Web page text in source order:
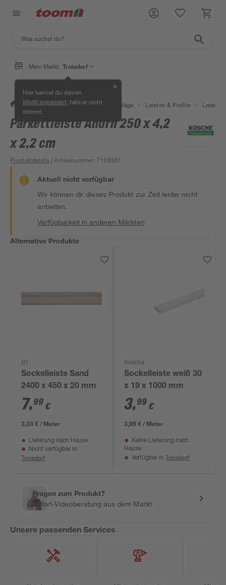
Mein Markt: Troisdorf
Hier kannst du deinen
Markt anpassen , falls er nicht
stimmt.
✕
/ Bauen & Renovieren / Bodenbeläge / Leisten & Profile / Leisten
Parkettleiste Ahorn 250 x 4,2
x 2,2 cm
Produktdetails | Artikelnummer: 7169261
Aktuell nicht verfügbar
Wir können dir dieses Produkt zur Zeit leider nicht
anbieten.
Verfügbarkeit in anderen Märkten
Alternative Produkte
B1
Sockelleiste Sand
2400 x 450 x 20 mm
7,99 €
3,33 € / Meter
Lieferung nach Hause
Nicht verfügbar in
Troisdorf
Kosche
Sockelleiste weiß 30
x 19 x 1000 mm
3,99 €
3,99 € / Meter
Keine Lieferung nach
Hause
Verfügbar in Troisdorf
Fragen zum Produkt?
Sofort-Videoberatung aus dem Markt
Unsere passenden Services